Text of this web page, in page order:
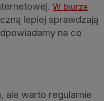
W biurze
lepiej sprawdzają
na co
ale warto regularnie